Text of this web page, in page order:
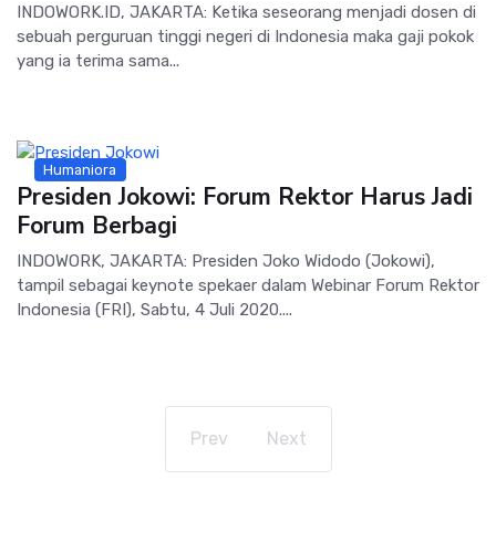
INDOWORK.ID, JAKARTA: Ketika seseorang menjadi dosen di
sebuah perguruan tinggi negeri di Indonesia maka gaji pokok
yang ia terima sama...
Humaniora
Presiden Jokowi: Forum Rektor Harus Jadi
Forum Berbagi
INDOWORK, JAKARTA: Presiden Joko Widodo (Jokowi),
tampil sebagai keynote spekaer dalam Webinar Forum Rektor
Indonesia (FRI), Sabtu, 4 Juli 2020....
Prev Next